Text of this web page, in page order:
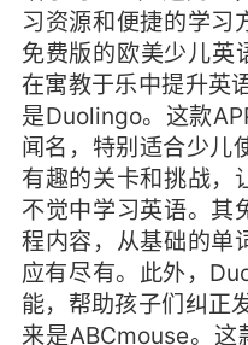
习资源和便捷的学习
免费版的欧美少儿英
在寓教于乐中提升英
是Duolingo。这款
闻名，特别适合少儿
有趣的关卡和挑战，
不觉中学习英语。其
程内容，从基础的单
应有尽有。此外，
能，帮助孩子们纠正
来是ABCmouse。